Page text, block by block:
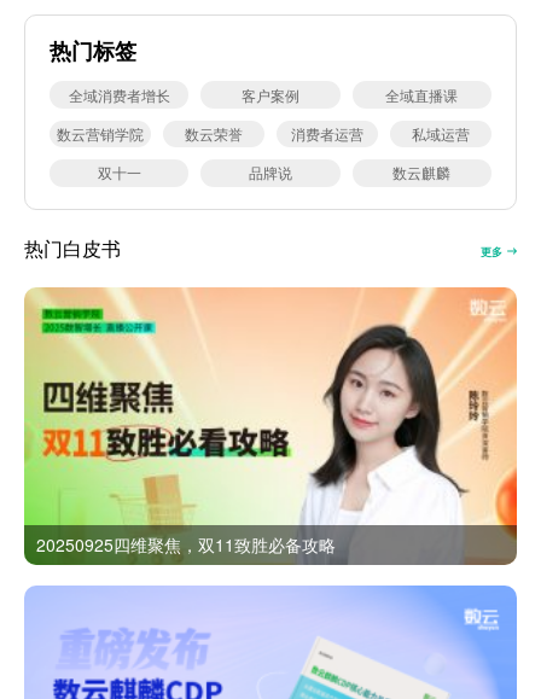
热门标签
全域消费者增长 客户案例
全域直播课
数云营销学院
数云荣誉 消费者运营
私域运营
双十一
品牌说 数云麒麟
热门白皮书 更多
20250925四维聚焦，双11致胜必备攻略